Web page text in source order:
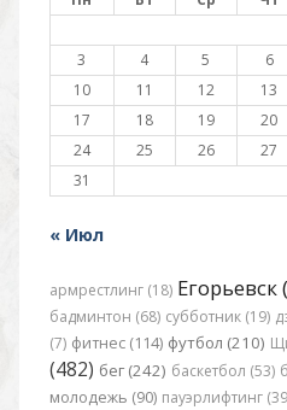
3
4 5 6
10
11 12 13
17
18 19 20
24
25 26 27
31
« Июл
армрестлинг (18) Егорьевск
бадминтон (68) субботник (19)
(7) фитнес (114) футбол (210)
(482) бег (242) баскетбол (53)
молодежь (90) пауэрлифтинг